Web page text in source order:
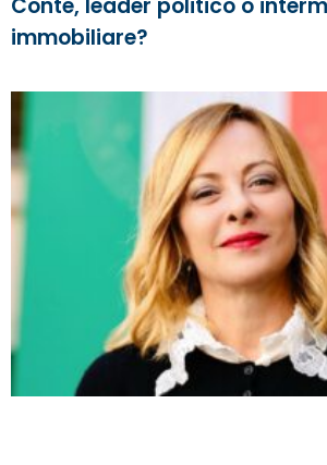
Conte, leader politico o
immobiliare?